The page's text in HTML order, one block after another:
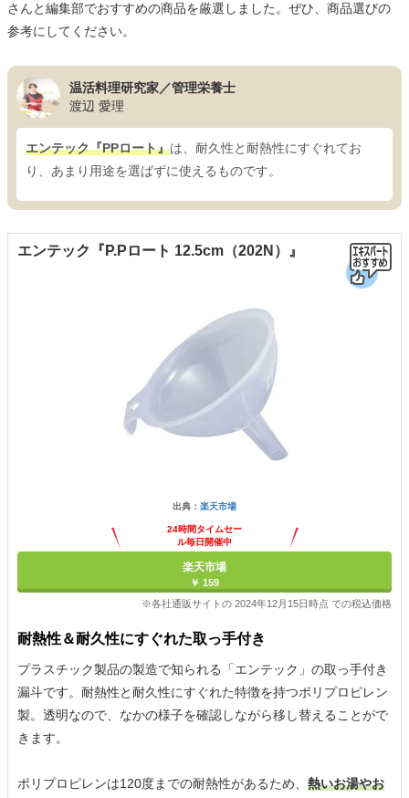
さんと編集部でおすすめの商品を厳選しました。ぜひ、商品選びの
参考にしてください。
温活料理研究家／管理栄養士
渡辺 愛理
エンテック『PPロート』は、耐久性と耐熱性にすぐれてお
り、あまり用途を選ばずに使えるものです。
エンテック『P.Pロート 12.5cm（202N）』
出典： 楽天市場
24時間タイムセー
ル毎日開催中
楽天市場
￥ 159
※各社通販サイトの 2024年12月15日時点 での税込価格
耐熱性＆耐久性にすぐれた取っ手付き
プラスチック製品の製造で知られる「エンテック」の取っ手付き
漏斗です。耐熱性と耐久性にすぐれた特徴を持つポリプロピレン
製。透明なので、なかの様子を確認しながら移し替えることがで
きます。
ポリプロピレンは120度までの耐熱性があるため、 熱いお湯やお